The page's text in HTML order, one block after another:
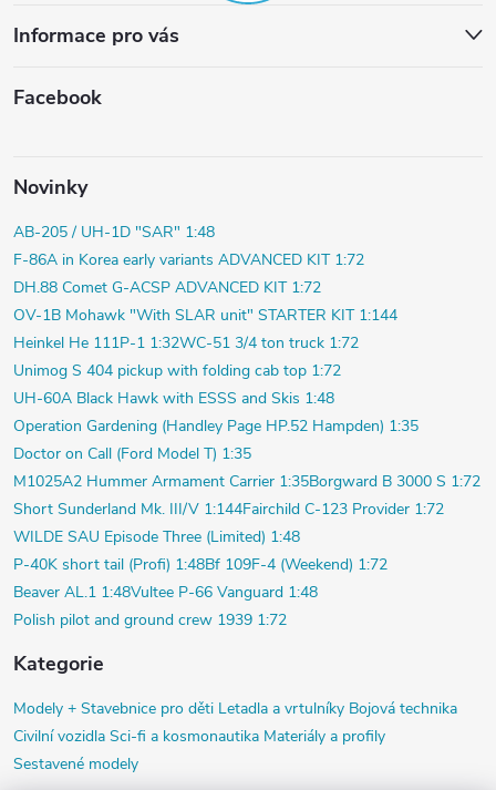
Informace pro vás
Facebook
Novinky
AB-205 / UH-1D "SAR" 1:48
F-86A in Korea early variants ADVANCED KIT 1:72
DH.88 Comet G-ACSP ADVANCED KIT 1:72
OV-1B Mohawk "With SLAR unit" STARTER KIT 1:144
Heinkel He 111P-1 1:32WC-51 3/4 ton truck 1:72
Unimog S 404 pickup with folding cab top 1:72
UH-60A Black Hawk with ESSS and Skis 1:48
Operation Gardening (Handley Page HP.52 Hampden) 1:35
Doctor on Call (Ford Model T) 1:35
M1025A2 Hummer Armament Carrier 1:35Borgward B 3000 S 1:72
Short Sunderland Mk. III/V 1:144Fairchild C-123 Provider 1:72
WILDE SAU Episode Three (Limited) 1:48
P-40K short tail (Profi) 1:48Bf 109F-4 (Weekend) 1:72
Beaver AL.1 1:48Vultee P-66 Vanguard 1:48
Polish pilot and ground crew 1939 1:72
Kategorie
Modely + Stavebnice pro děti Letadla a vrtulníky Bojová technika
Civilní vozidla Sci-fi a kosmonautika Materiály a profily
Sestavené modely